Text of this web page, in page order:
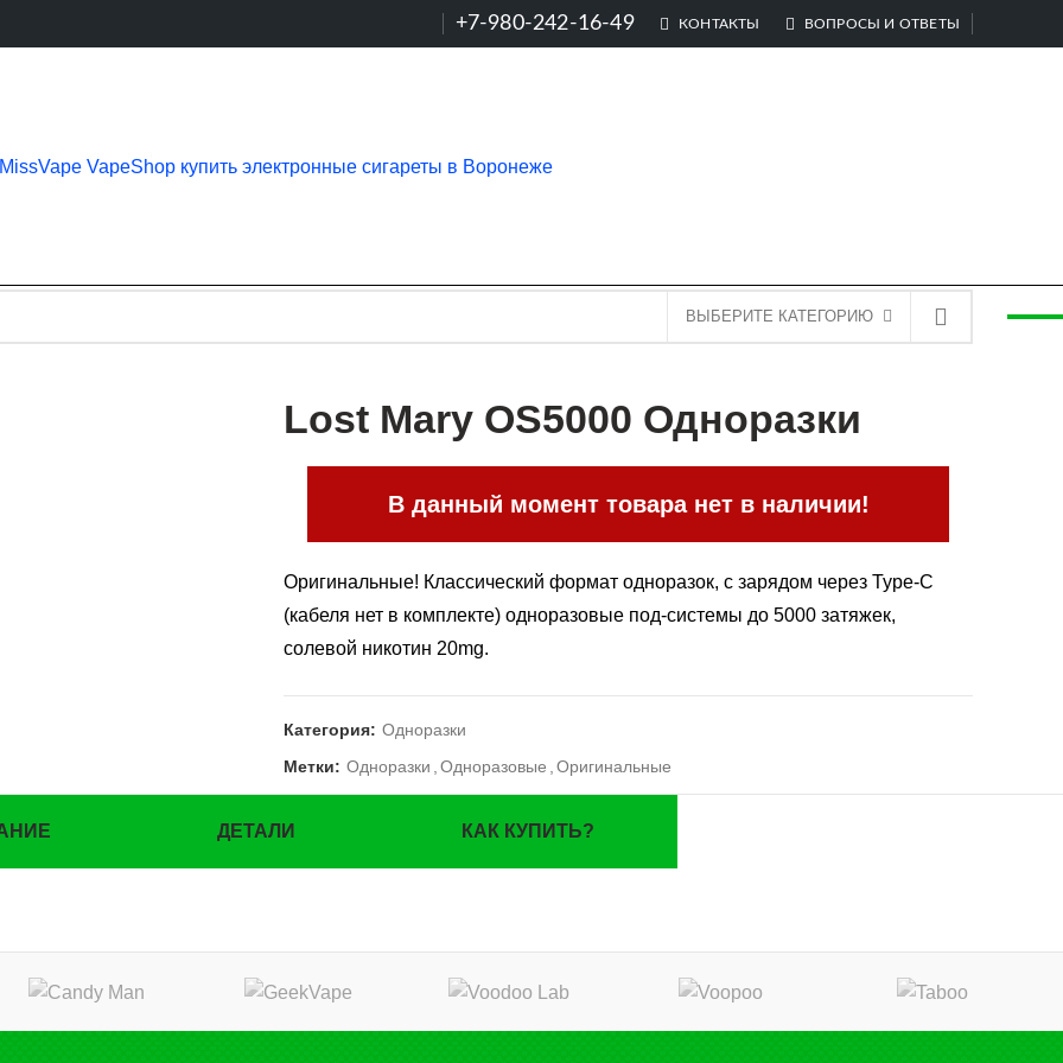
+7-980-242-16-49 КОНТАКТЫ ВОПРОСЫ И ОТВЕТЫ
ВЫБЕРИТЕ КАТЕГОРИЮ
Lost Mary OS5000 Одноразки
В данный момент товара нет в наличии!
Оригинальные! Классический формат одноразок, с зарядом через Type-C
(кабеля нет в комплекте) одноразовые под-системы до 5000 затяжек,
солевой никотин 20mg.
Категория: Одноразки
Метки: Одноразки Одноразовые Оригинальные
ДЕТАЛИ КАК КУПИТЬ?